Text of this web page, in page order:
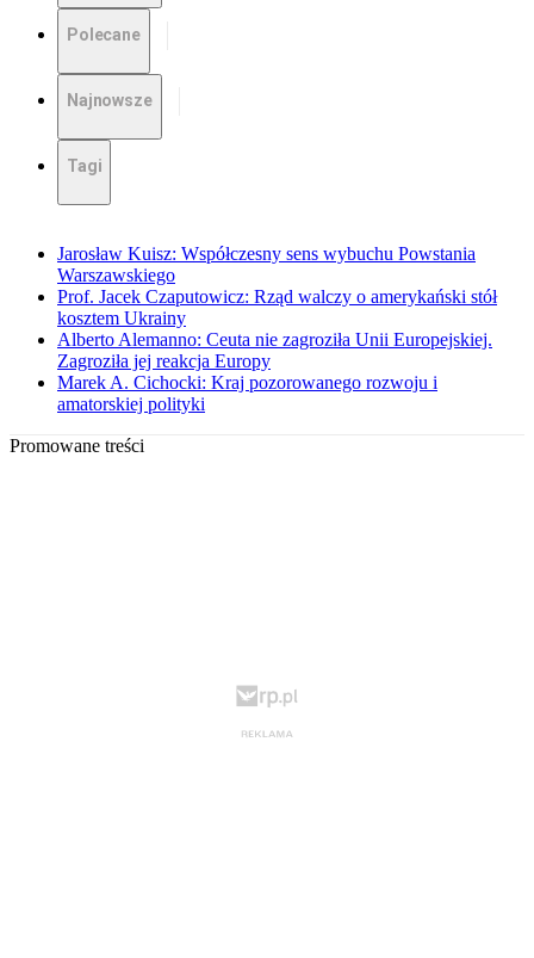
Polecane
Najnowsze
Tagi
Jarosław Kuisz: Współczesny sens wybuchu Powstania
Warszawskiego
Prof. Jacek Czaputowicz: Rząd walczy o amerykański stół
kosztem Ukrainy
Alberto Alemanno: Ceuta nie zagroziła Unii Europejskiej.
Zagroziła jej reakcja Europy
Marek A. Cichocki: Kraj pozorowanego rozwoju i
amatorskiej polityki
Promowane treści